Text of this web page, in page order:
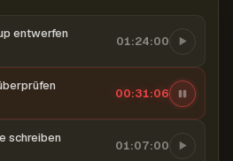
entwerfen 01:24:00
00:31:06
schreiben 01:07:00